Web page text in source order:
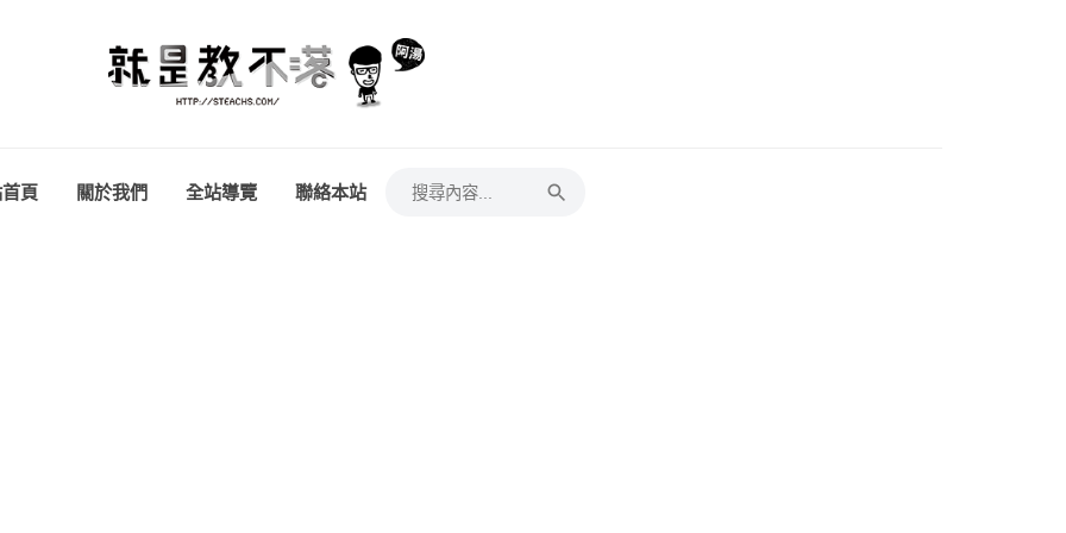
頁 關於我們 全站導覽 聯絡本站